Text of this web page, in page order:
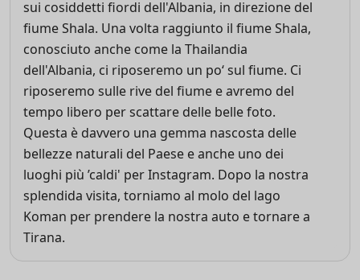
sui cosiddetti fiordi dell'Albania, in direzione del
fiume Shala. Una volta raggiunto il fiume Shala,
conosciuto anche come la Thailandia
dell'Albania, ci riposeremo un po‘ sul fiume. Ci
riposeremo sulle rive del fiume e avremo del
tempo libero per scattare delle belle foto.
Questa è davvero una gemma nascosta delle
bellezze naturali del Paese e anche uno dei
luoghi più ’caldi' per Instagram. Dopo la nostra
splendida visita, torniamo al molo del lago
Koman per prendere la nostra auto e tornare a
Tirana.